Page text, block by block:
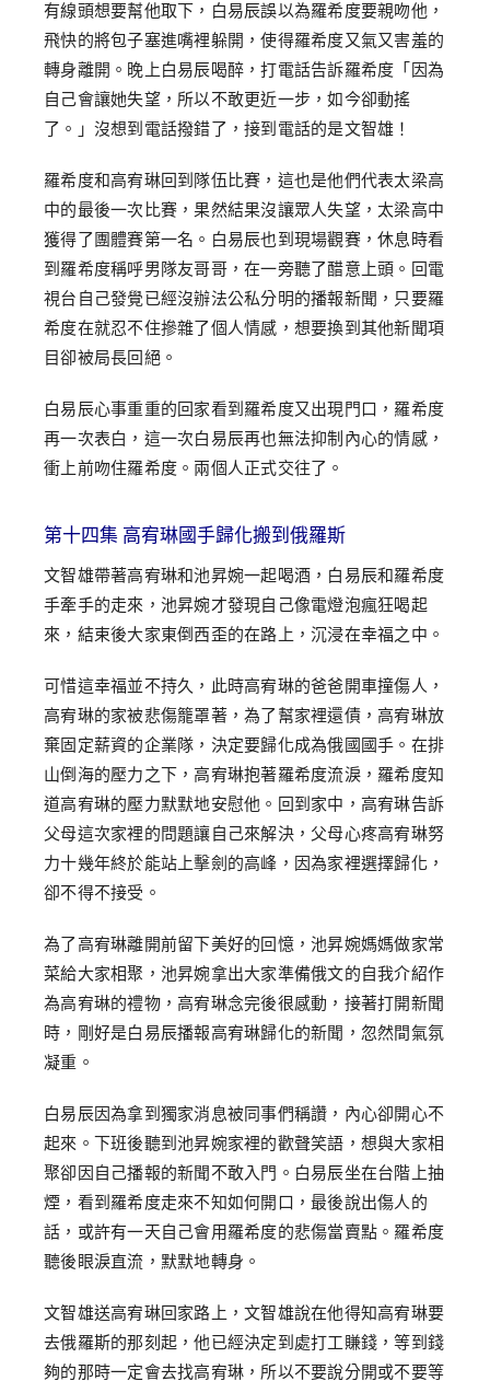
有線頭想要幫他取下，白易辰誤以為羅希度要親吻他，
飛快的將包子塞進嘴裡躲開，使得羅希度又氣又害羞的
轉身離開。晚上白易辰喝醉，打電話告訴羅希度「因為
自己會讓她失望，所以不敢更近一步，如今卻動搖
了。」沒想到電話撥錯了，接到電話的是文智雄！
羅希度和高宥琳回到隊伍比賽，這也是他們代表太梁高
中的最後一次比賽，果然結果沒讓眾人失望，太梁高中
獲得了團體賽第一名。白易辰也到現場觀賽，休息時看
到羅希度稱呼男隊友哥哥，在一旁聽了醋意上頭。回電
視台自己發覺已經沒辦法公私分明的播報新聞，只要羅
希度在就忍不住摻雜了個人情感，想要換到其他新聞項
目卻被局長回絕。
白易辰心事重重的回家看到羅希度又出現門口，羅希度
再一次表白，這一次白易辰再也無法抑制內心的情感，
衝上前吻住羅希度。兩個人正式交往了。
第十四集 高宥琳國手歸化搬到俄羅斯
文智雄帶著高宥琳和池昇婉一起喝酒，白易辰和羅希度
手牽手的走來，池昇婉才發現自己像電燈泡瘋狂喝起
來，結束後大家東倒西歪的在路上，沉浸在幸福之中。
可惜這幸福並不持久，此時高宥琳的爸爸開車撞傷人，
高宥琳的家被悲傷籠罩著，為了幫家裡還債，高宥琳放
棄固定薪資的企業隊，決定要歸化成為俄國國手。在排
山倒海的壓力之下，高宥琳抱著羅希度流淚，羅希度知
道高宥琳的壓力默默地安慰他。回到家中，高宥琳告訴
父母這次家裡的問題讓自己來解決，父母心疼高宥琳努
力十幾年終於能站上擊劍的高峰，因為家裡選擇歸化，
卻不得不接受。
為了高宥琳離開前留下美好的回憶，池昇婉媽媽做家常
菜給大家相聚，池昇婉拿出大家準備俄文的自我介紹作
為高宥琳的禮物，高宥琳念完後很感動，接著打開新聞
時，剛好是白易辰播報高宥琳歸化的新聞，忽然間氣氛
凝重。
白易辰因為拿到獨家消息被同事們稱讚，內心卻開心不
起來。下班後聽到池昇婉家裡的歡聲笑語，想與大家相
聚卻因自己播報的新聞不敢入門。白易辰坐在台階上抽
煙，看到羅希度走來不知如何開口，最後說出傷人的
話，或許有一天自己會用羅希度的悲傷當賣點。羅希度
聽後眼淚直流，默默地轉身。
文智雄送高宥琳回家路上，文智雄說在他得知高宥琳要
去俄羅斯的那刻起，他已經決定到處打工賺錢，等到錢
夠的那時一定會去找高宥琳，所以不要說分開或不要等